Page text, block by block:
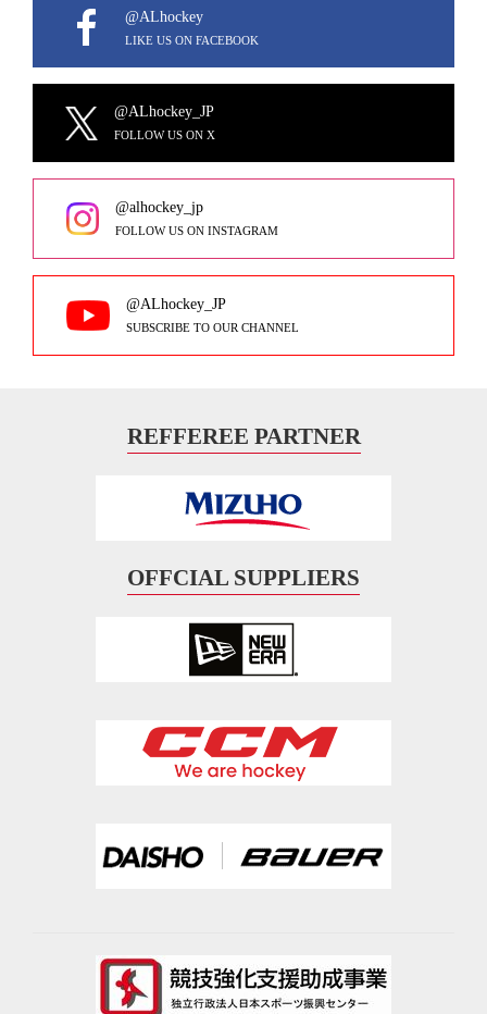
@ALhockey
LIKE US ON FACEBOOK
@ALhockey_JP
FOLLOW US ON X
@alhockey_jp
FOLLOW US ON INSTAGRAM
@ALhockey_JP
SUBSCRIBE TO OUR CHANNEL
REFFEREE PARTNER
OFFCIAL SUPPLIERS